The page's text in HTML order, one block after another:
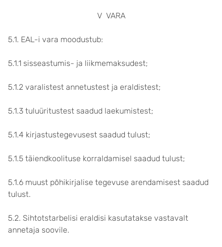
V VARA
5.1. EAL-i vara moodustub:
5.1.1 sisseastumis- ja liikmemaksudest;
5.1.2 varalistest annetustest ja eraldistest;
5.1.3 tuluüritustest saadud laekumistest;
5.1.4 kirjastustegevusest saadud tulust;
5.1.5 täiendkoolituse korraldamisel saadud tulust;
5.1.6 muust põhikirjalise tegevuse arendamisest saadud
tulust.
5.2. Sihtotstarbelisi eraldisi kasutatakse vastavalt
annetaja soovile.